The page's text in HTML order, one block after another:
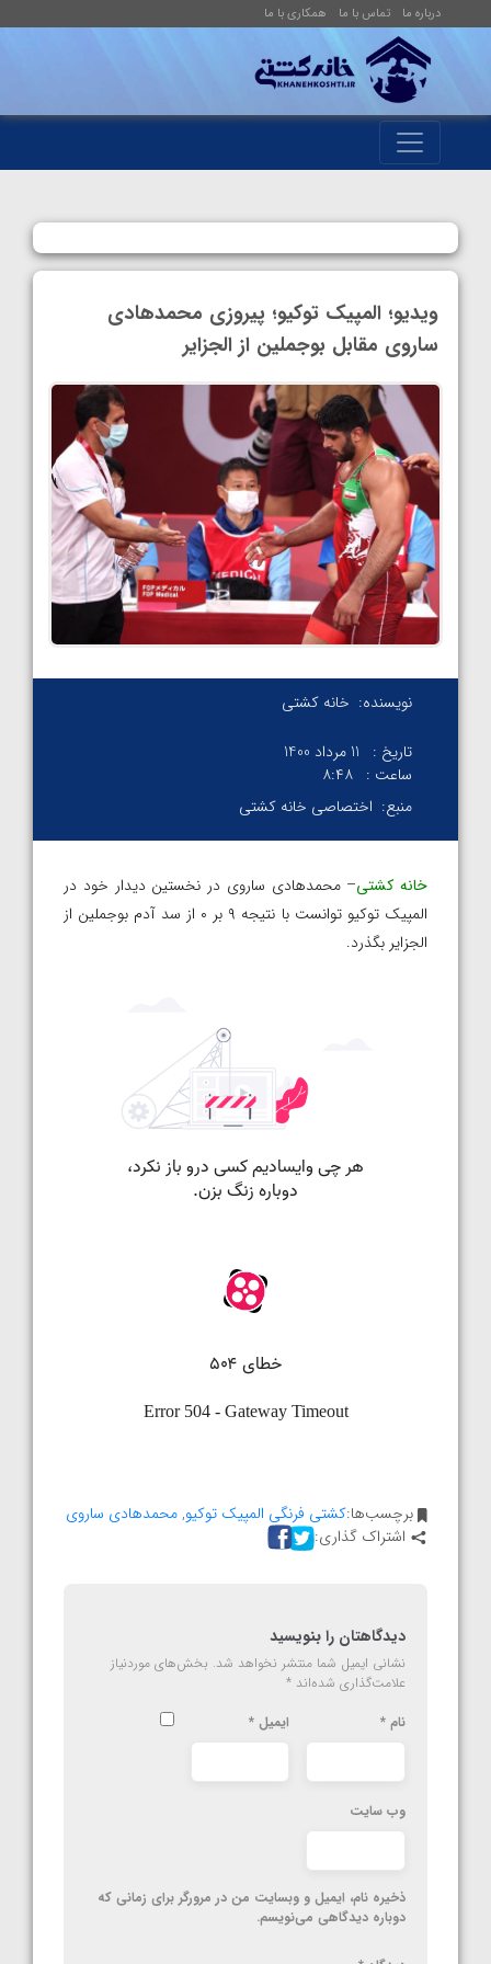
درباره ما تماس با ما همکاری با ما
ویدیو؛ المپیک توکیو؛ پیروزی محمدهادی
ساروی مقابل بوجملین از الجزایر
نویسنده: خانه کشتی
تاریخ :
11 مرداد 1400
ساعت : ۸:۴۸
منبع: اختصاصی خانه کشتی
خانه کشتی– محمدهادی ساروی در نخستین دیدار خود در
المپیک توکیو توانست با نتیجه ۹ بر ۰ از سد آدم بوجملین از
الجزایر بگذرد.
برچسب‌ها:کشتی فرنگی المپیک توکیو,محمدهادی ساروی
اشتراک گذاری:
دیدگاهتان را بنویسید
نشانی ایمیل شما منتشر نخواهد شد. بخش‌های موردنیاز
علامت‌گذاری شده‌اند *
نام * ایمیل *
وب‌ سایت
ذخیره نام، ایمیل و وبسایت من در مرورگر برای زمانی که
دوباره دیدگاهی می‌نویسم.